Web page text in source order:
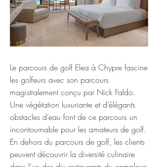
Le parcours de golf Elea à Chypre fascine
les golfeurs avec son parcours
magistralement conçu par Nick Faldo.
Une végétation luxuriante et d’élégants
obstacles d’eau font de ce parcours un
incontournable pour les amateurs de golf.
En dehors du parcours de golf, les clients
peuvent découvrir la diversité culinaire